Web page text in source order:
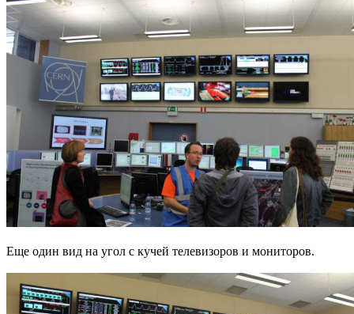
Еще один вид на угол с кучей телевизоров и мониторов.